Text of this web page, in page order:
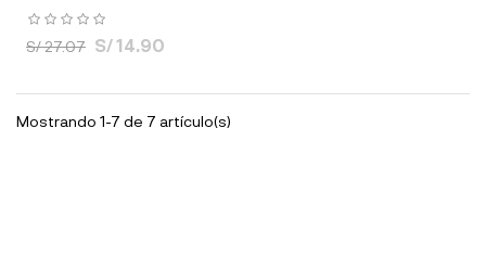
S/ 27.07 S/ 14.90
Mostrando 1-7 de 7 artículo(s)